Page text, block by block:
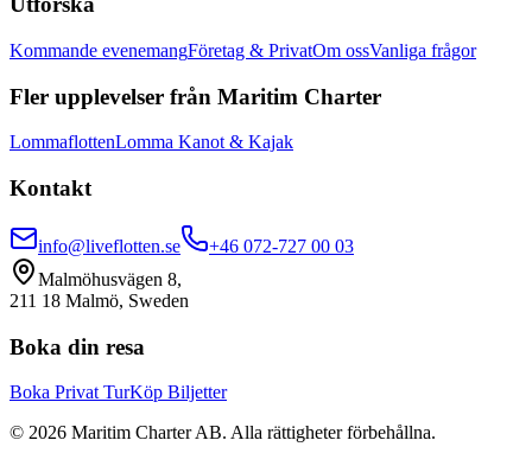
Kommande evenemangFöretag & PrivatOm ossVanliga frågor
Fler upplevelser från Maritim Charter
LommaflottenLomma Kanot & Kajak
Kontakt
info@liveflotten.se
+46 072-727 00 03
Malmöhusvägen 8,
211 18 Malmö, Sweden
Boka din resa
Boka Privat TurKöp Biljetter
© 2026 Maritim Charter AB. Alla rättigheter förbehållna.